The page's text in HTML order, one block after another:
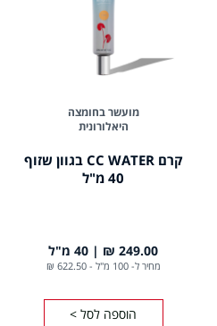
מועשר בחומצה
היאלורונית
קרם CC WATER בגוון שזוף
40 מ"ל
249.00 ₪ 40 מ"ל
מחיר ל- 100 מ"ל -
622.50 ₪
הוספה לסל >